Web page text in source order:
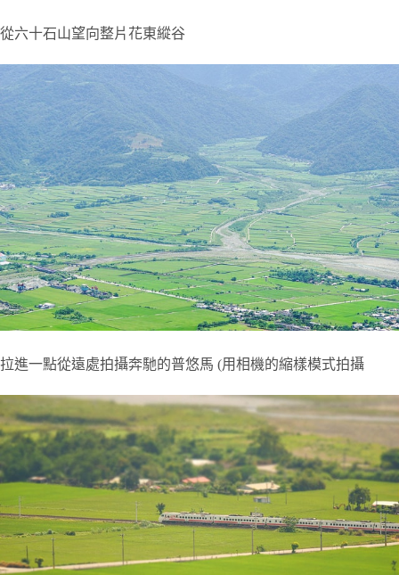
從六十石山望向整片花東縱谷
拉進一點從遠處拍攝奔馳的普悠馬 (用相機的縮樣模式拍攝